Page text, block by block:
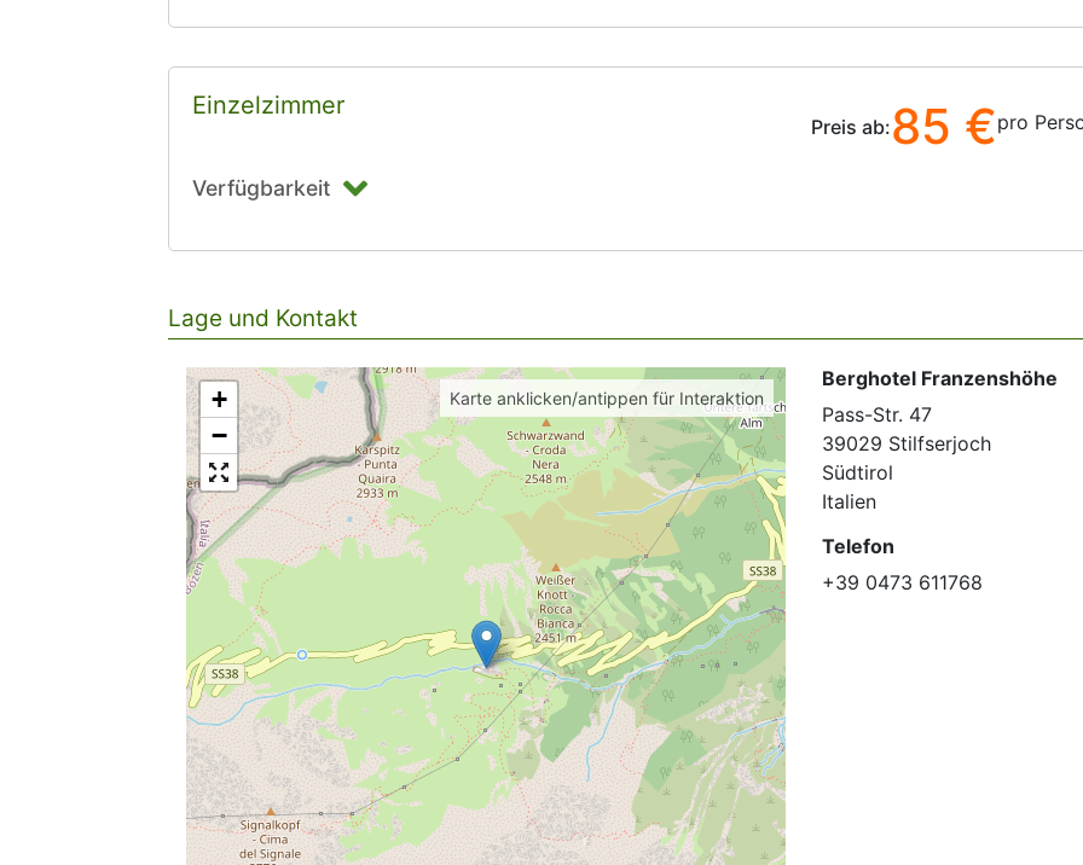
Einzelzimmer
Preis ab:85 €pro
Verfügbarkeit
Lage und Kontakt
+
−
Karte anklicken/antippen für Interaktion
Berghotel Franzenshöhe
Pass-Str. 47
39029 Stilfserjoch
Südtirol
Italien
Telefon
+39 0473 611768